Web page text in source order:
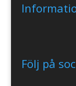
Följ på